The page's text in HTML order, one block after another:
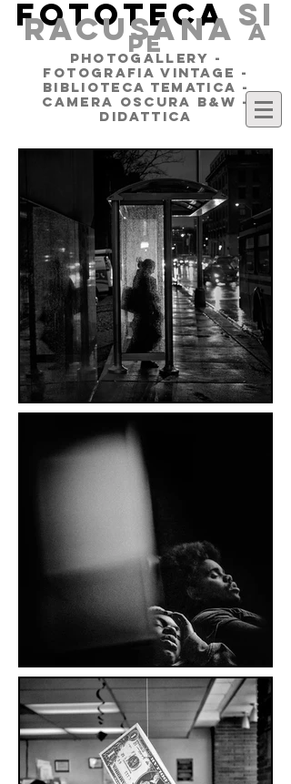
FOTOTECA SI
RACUSANAa
pe
PHOTOGALLERY -
FOTOGRAFIA VINTAGE -
BIBLIOTECA TEMATICA -
CAMERA OSCURA B&W -
DIDATTICA